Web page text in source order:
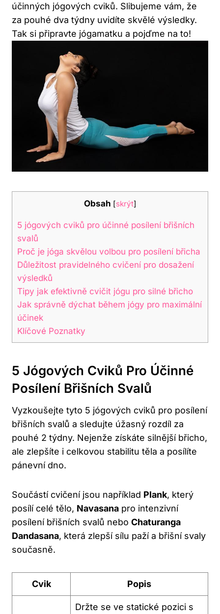
účinných jógových cviků. Slibujeme vám, že
za pouhé dva týdny uvidíte skvělé výsledky.
Tak si připravte jógamatku a pojďme ​na to!
Obsah [skrýt]
5 jógových cviků pro účinné posílení břišních
svalů
Proč je ‍jóga skvělou volbou ​pro posílení břicha
Důležitost pravidelného cvičení pro dosažení
výsledků
Tipy jak efektivně cvičit jógu⁣ pro⁢ silné břicho
Jak správně dýchat během jógy pro maximální
účinek
Klíčové ‌Poznatky
5 Jógových Cviků Pro Účinné
Posílení Břišních Svalů
Vyzkoušejte tyto 5 jógových cviků pro posílení
břišních svalů a sledujte úžasný rozdíl za
pouhé 2 týdny. Nejenže získáte silnější břicho,
ale zlepšíte i celkovou ⁢stabilitu těla a posílíte
pánevní dno.
Součástí cvičení jsou například Plank, který
posílí celé‍ tělo, Navasana pro intenzivní
posílení břišních svalů nebo Chaturanga
Dandasana, která zlepší‌ sílu paží a břišní svaly
současně.
Cvik Popis
Držte se ve statické pozici s